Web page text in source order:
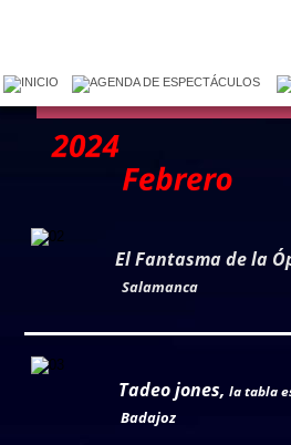
Tadeo jones, la tabla
Badajoz
El Fantasma de la
Salamanca